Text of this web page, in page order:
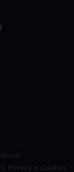
Privacy e Cookies